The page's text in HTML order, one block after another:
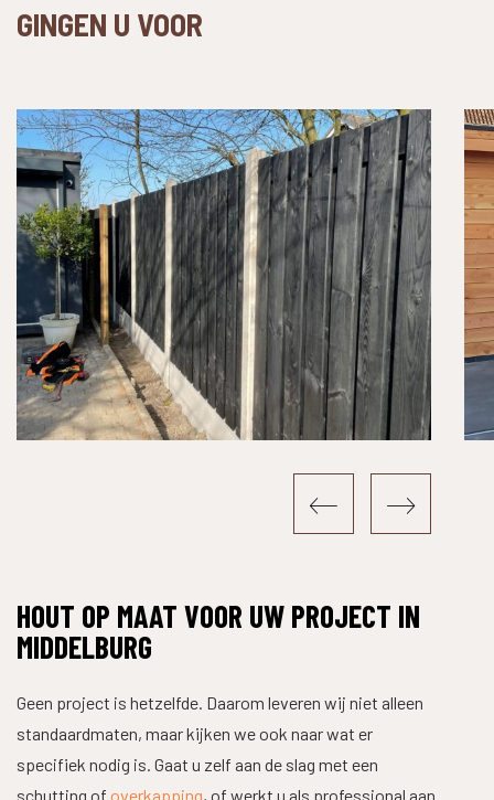
GINGEN U VOOR
HOUT OP MAAT VOOR UW PROJECT IN
MIDDELBURG
Geen project is hetzelfde. Daarom leveren wij niet alleen
standaardmaten, maar kijken we ook naar wat er
specifiek nodig is. Gaat u zelf aan de slag met een
schutting of overkapping, of werkt u als professional aan